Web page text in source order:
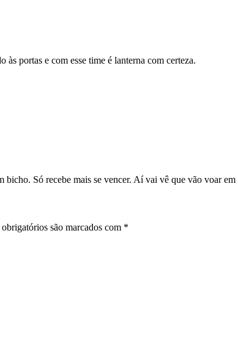
às portas e com esse time é lanterna com certeza.
bicho. Só recebe mais se vencer. Aí vai vê que vão voar em
são marcados com *